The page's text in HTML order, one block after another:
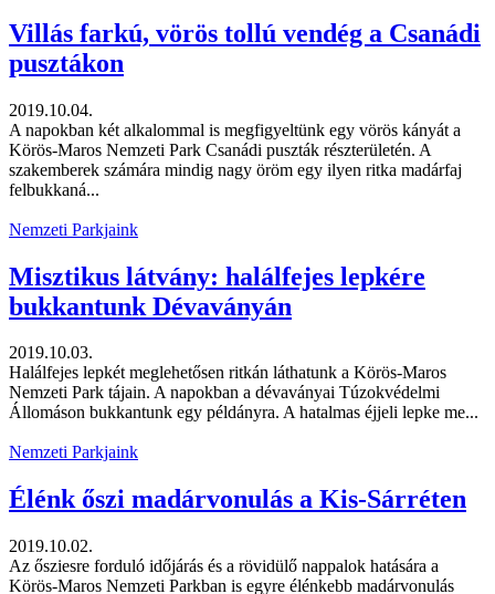
Villás farkú, vörös tollú vendég a Csanádi
pusztákon
2019.10.04.
A napokban két alkalommal is megfigyeltünk egy vörös kányát a
Körös-Maros Nemzeti Park Csanádi puszták részterületén. A
szakemberek számára mindig nagy öröm egy ilyen ritka madárfaj
felbukkaná...
Nemzeti Parkjaink
Misztikus látvány: halálfejes lepkére
bukkantunk Dévaványán
2019.10.03.
Halálfejes lepkét meglehetősen ritkán láthatunk a Körös-Maros
Nemzeti Park tájain. A napokban a dévaványai Túzokvédelmi
Állomáson bukkantunk egy példányra. A hatalmas éjjeli lepke me...
Nemzeti Parkjaink
Élénk őszi madárvonulás a Kis-Sárréten
2019.10.02.
Az ősziesre forduló időjárás és a rövidülő nappalok hatására a
Körös-Maros Nemzeti Parkban is egyre élénkebb madárvonulás